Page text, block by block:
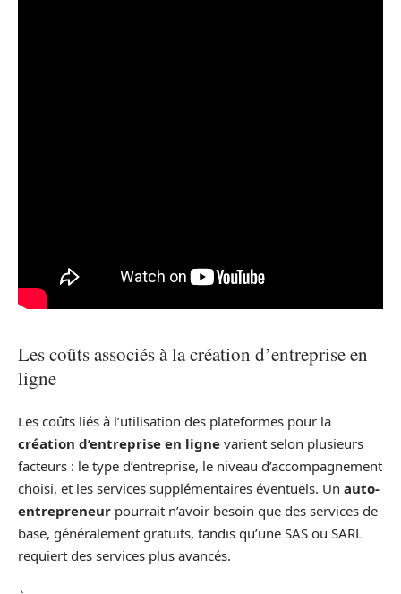
Les coûts associés à la création d’entreprise en
ligne
Les coûts liés à l’utilisation des plateformes pour la
création d’entreprise en ligne varient selon plusieurs
facteurs : le type d’entreprise, le niveau d’accompagnement
choisi, et les services supplémentaires éventuels. Un auto-
entrepreneur pourrait n’avoir besoin que des services de
base, généralement gratuits, tandis qu’une SAS ou SARL
requiert des services plus avancés.